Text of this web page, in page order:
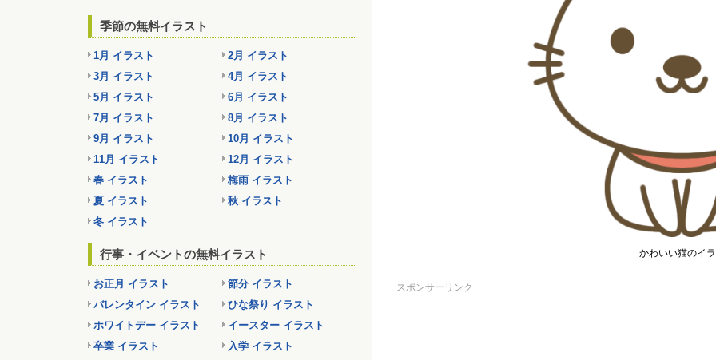
かわいい猫のイ
スポンサーリンク
季節の無料イラスト
1月 イラスト
2月 イラスト
3月 イラスト
4月 イラスト
5月 イラスト
6月 イラスト
7月 イラスト
8月 イラスト
9月 イラスト
10月 イラスト
11月 イラスト
12月 イラスト
春 イラスト
梅雨 イラスト
夏 イラスト
秋 イラスト
冬 イラスト
行事・イベントの無料イラスト
お正月 イラスト
節分 イラスト
バレンタイン イラスト
ひな祭り イラスト
ホワイトデー イラスト
イースター イラスト
卒業 イラスト
入学 イラスト